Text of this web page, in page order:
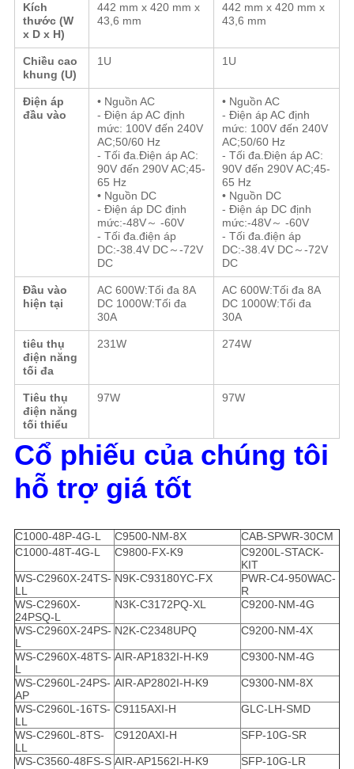
Kích
thước (W
x D x H)
442 mm x 420 mm x
43,6 mm
442 mm x 420 mm x
43,6 mm
Chiều cao
khung (U)
1U 1U
Điện áp
đầu vào
• Nguồn AC
- Điện áp AC định
mức: 100V đến 240V
AC;50/60 Hz
- Tối đa.Điện áp AC:
90V đến 290V AC;45-
65 Hz
• Nguồn DC
- Điện áp DC định
mức:-48V～ -60V
- Tối đa.điện áp
DC:-38.4V DC～-72V
DC
• Nguồn AC
- Điện áp AC định
mức: 100V đến 240V
AC;50/60 Hz
- Tối đa.Điện áp AC:
90V đến 290V AC;45-
65 Hz
• Nguồn DC
- Điện áp DC định
mức:-48V～ -60V
- Tối đa.điện áp
DC:-38.4V DC～-72V
DC
Đầu vào
hiện tại
AC 600W:Tối đa 8A
DC 1000W:Tối đa
30A
AC 600W:Tối đa 8A
DC 1000W:Tối đa
30A
tiêu thụ
điện năng
tối đa
231W 274W
Tiêu thụ
điện năng
tối thiểu
97W 97W
Cổ phiếu của chúng tôi
hỗ trợ giá tốt
C1000-48P-4G-L C9500-NM-8X
CAB-SPWR-30CM
C1000-48T-4G-L
C9800-FX-K9
C9200L-STACK-
KIT
WS-C2960X-24TS-
LL
N9K-C93180YC-FX
PWR-C4-950WAC-
R
WS-C2960X-
24PSQ-L
N3K-C3172PQ-XL C9200-NM-4G
WS-C2960X-24PS-
L
N2K-C2348UPQ C9200-NM-4X
WS-C2960X-48TS-
L
AIR-AP1832I-H-K9 C9300-NM-4G
WS-C2960L-24PS-
AP
AIR-AP2802I-H-K9 C9300-NM-8X
WS-C2960L-16TS-
LL
C9115AXI-H GLC-LH-SMD
WS-C2960L-8TS-
LL
C9120AXI-H SFP-10G-SR
WS-C3560-48FS-S AIR-AP1562I-H-K9
SFP-10G-LR